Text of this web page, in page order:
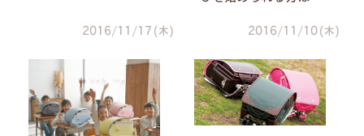
ることが多いですね。
実は同じ牛革でも、加
工の仕方や牛の種類に
違いがあることをご存
知でしょうか？今回は
2016/11/17(木)
合うかな？」と悩まれ
ることも多いと思いま
す。各ご家庭によって
ランドセルに求めるこ
2016/11/10(木)